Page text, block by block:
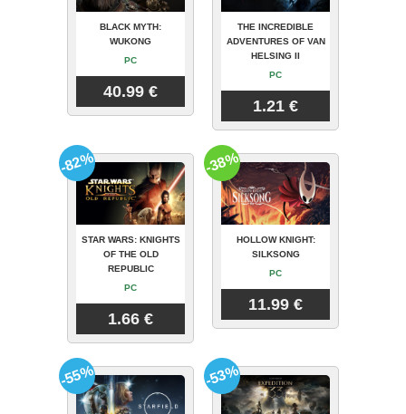
BLACK MYTH:
WUKONG
PC
40.99 €
THE INCREDIBLE
ADVENTURES OF VAN
HELSING II
PC
1.21 €
STAR WARS: KNIGHTS
OF THE OLD
REPUBLIC
PC
1.66 €
-82%
HOLLOW KNIGHT:
SILKSONG
PC
11.99 €
-38%
-55% -53%